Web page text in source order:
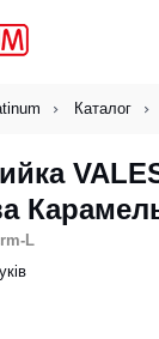
Каталог
L